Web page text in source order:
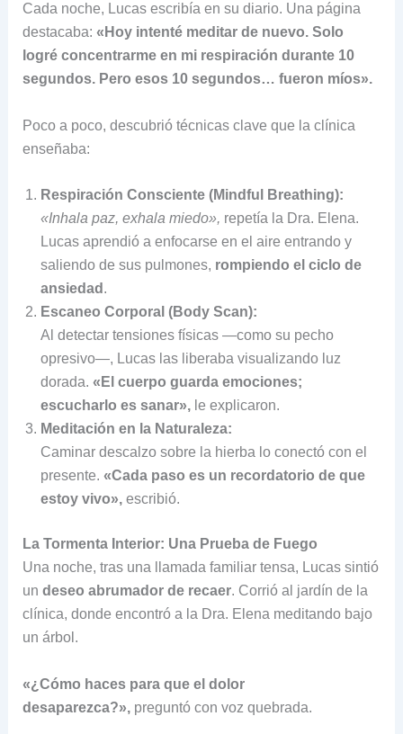
Cada noche, Lucas escribía en su diario. Una página
destacaba: «Hoy intenté meditar de nuevo. Solo
logré concentrarme en mi respiración durante 10
segundos. Pero esos 10 segundos… fueron míos».
Poco a poco, descubrió técnicas clave que la clínica
enseñaba:
Respiración Consciente (Mindful Breathing):
«Inhala paz, exhala miedo», repetía la Dra. Elena.
Lucas aprendió a enfocarse en el aire entrando y
saliendo de sus pulmones, rompiendo el ciclo de
ansiedad .
Escaneo Corporal (Body Scan):
Al detectar tensiones físicas —como su pecho
opresivo—, Lucas las liberaba visualizando luz
dorada. «El cuerpo guarda emociones;
escucharlo es sanar»,le explicaron.
Meditación en la Naturaleza:
Caminar descalzo sobre la hierba lo conectó con el
presente. «Cada paso es un recordatorio de que
estoy vivo»,escribió.
La Tormenta Interior: Una Prueba de Fuego
Una noche, tras una llamada familiar tensa, Lucas sintió
un deseo abrumador de recaer. Corrió al jardín de la
clínica, donde encontró a la Dra. Elena meditando bajo
un árbol.
«¿Cómo haces para que el dolor
desaparezca?»,preguntó con voz quebrada.